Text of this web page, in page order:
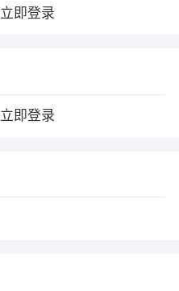
立即登录
立即登录